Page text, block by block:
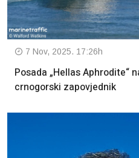
7 Nov, 2025. 17:26h
Posada „Hellas Aphrodite“
crnogorski zapovjednik